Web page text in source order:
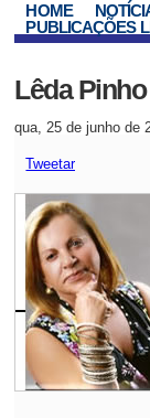
HOME
PUBLICAÇÕES
Lêda
qua, 25 de junho de
Tweetar